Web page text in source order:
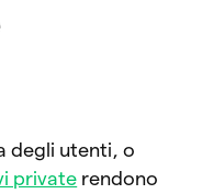
degli utenti, o
private rendono